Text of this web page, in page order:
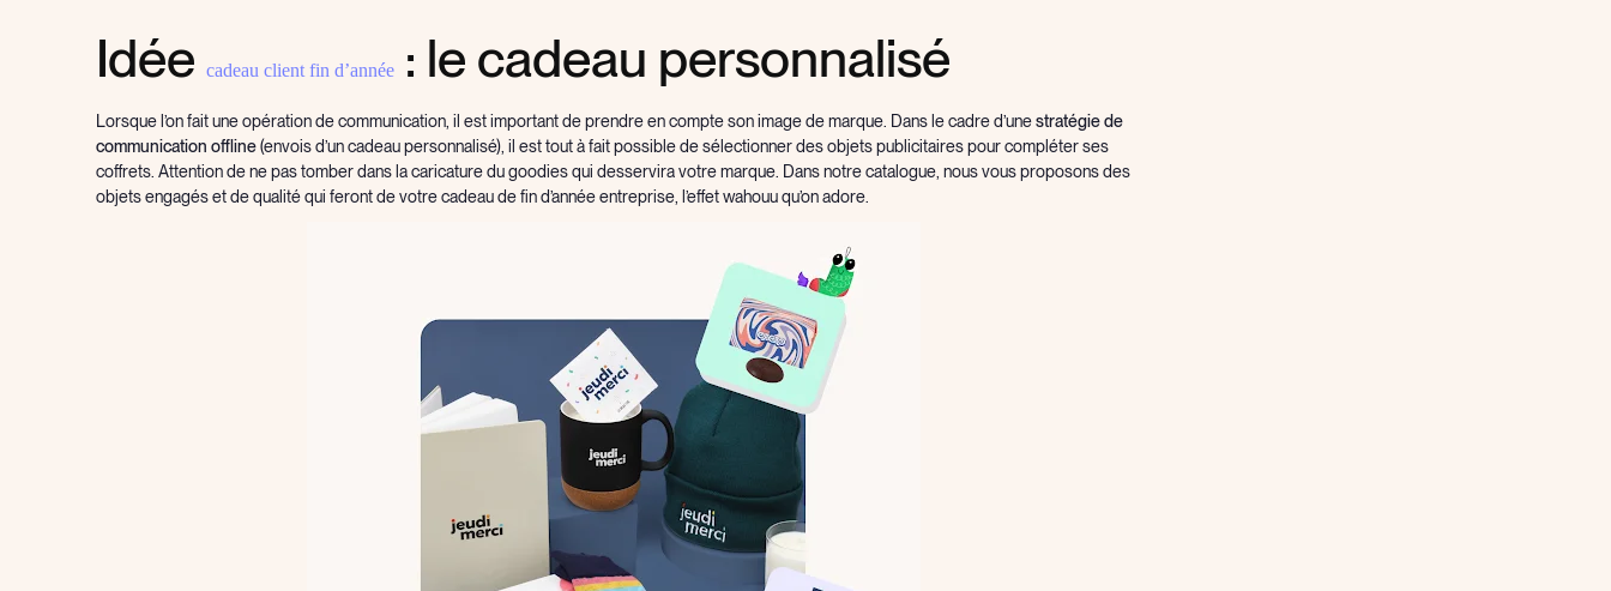
Idée cadeau client fin d’année : le cadeau personnalisé
Lorsque l’on fait une opération de communication, il est important de prendre en compte son image de marque. Dans le cadre d’unestratégie de
communication offline(envois d’un cadeau personnalisé), il est tout à fait possible de sélectionner des objets publicitaires pour compléter ses
coffrets. Attention de ne pas tomber dans la caricature du goodies qui desservira votre marque. Dans notre catalogue, nous vous proposons des
objets engagés et de qualité qui feront de votre cadeau de fin d’année entreprise, l’effet wahouu qu’on adore.